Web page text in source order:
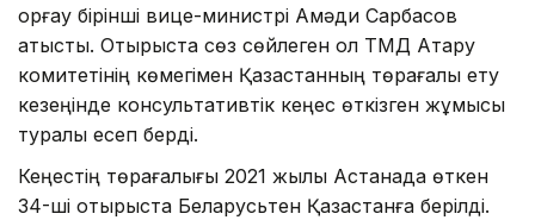
қорғау бірінші вице-министрі Ақмәди Сарбасов
қатысты. Отырыста сөз сөйлеген ол ТМД Атқару
комитетінің көмегімен Қазақстанның төрағалық ету
кезеңінде консультативтік кеңес өткізген жұмысы
туралы есеп берді.
Кеңестің төрағалығы 2021 жылы Астанада өткен
34-ші отырыста Беларусьтен Қазақстанға берілді.